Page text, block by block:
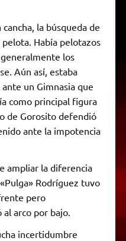
la búsqueda de
Había pelotazos
los
Aún así, estaba
un Gimnasia que
como principal figura
de Gorosito defendió
ante la impotencia
ampliar la diferencia
Rodríguez tuvo
pero
arco por bajo.
incertidumbre